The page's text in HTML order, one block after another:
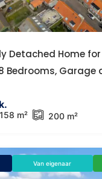
Detached Home for
Bedrooms, Garage
158 m² 200 m²
Van eigenaar